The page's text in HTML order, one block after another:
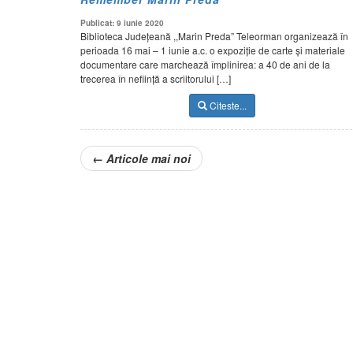
Publicat: 9 iunie 2020
Biblioteca Județeană ,,Marin Preda” Teleorman organizează în
perioada 16 mai – 1 iunie a.c. o expoziție de carte și materiale
documentare care marchează împlinirea: a 40 de ani de la
trecerea în neființă a scriitorului […]
Citeste...
← Articole mai noi